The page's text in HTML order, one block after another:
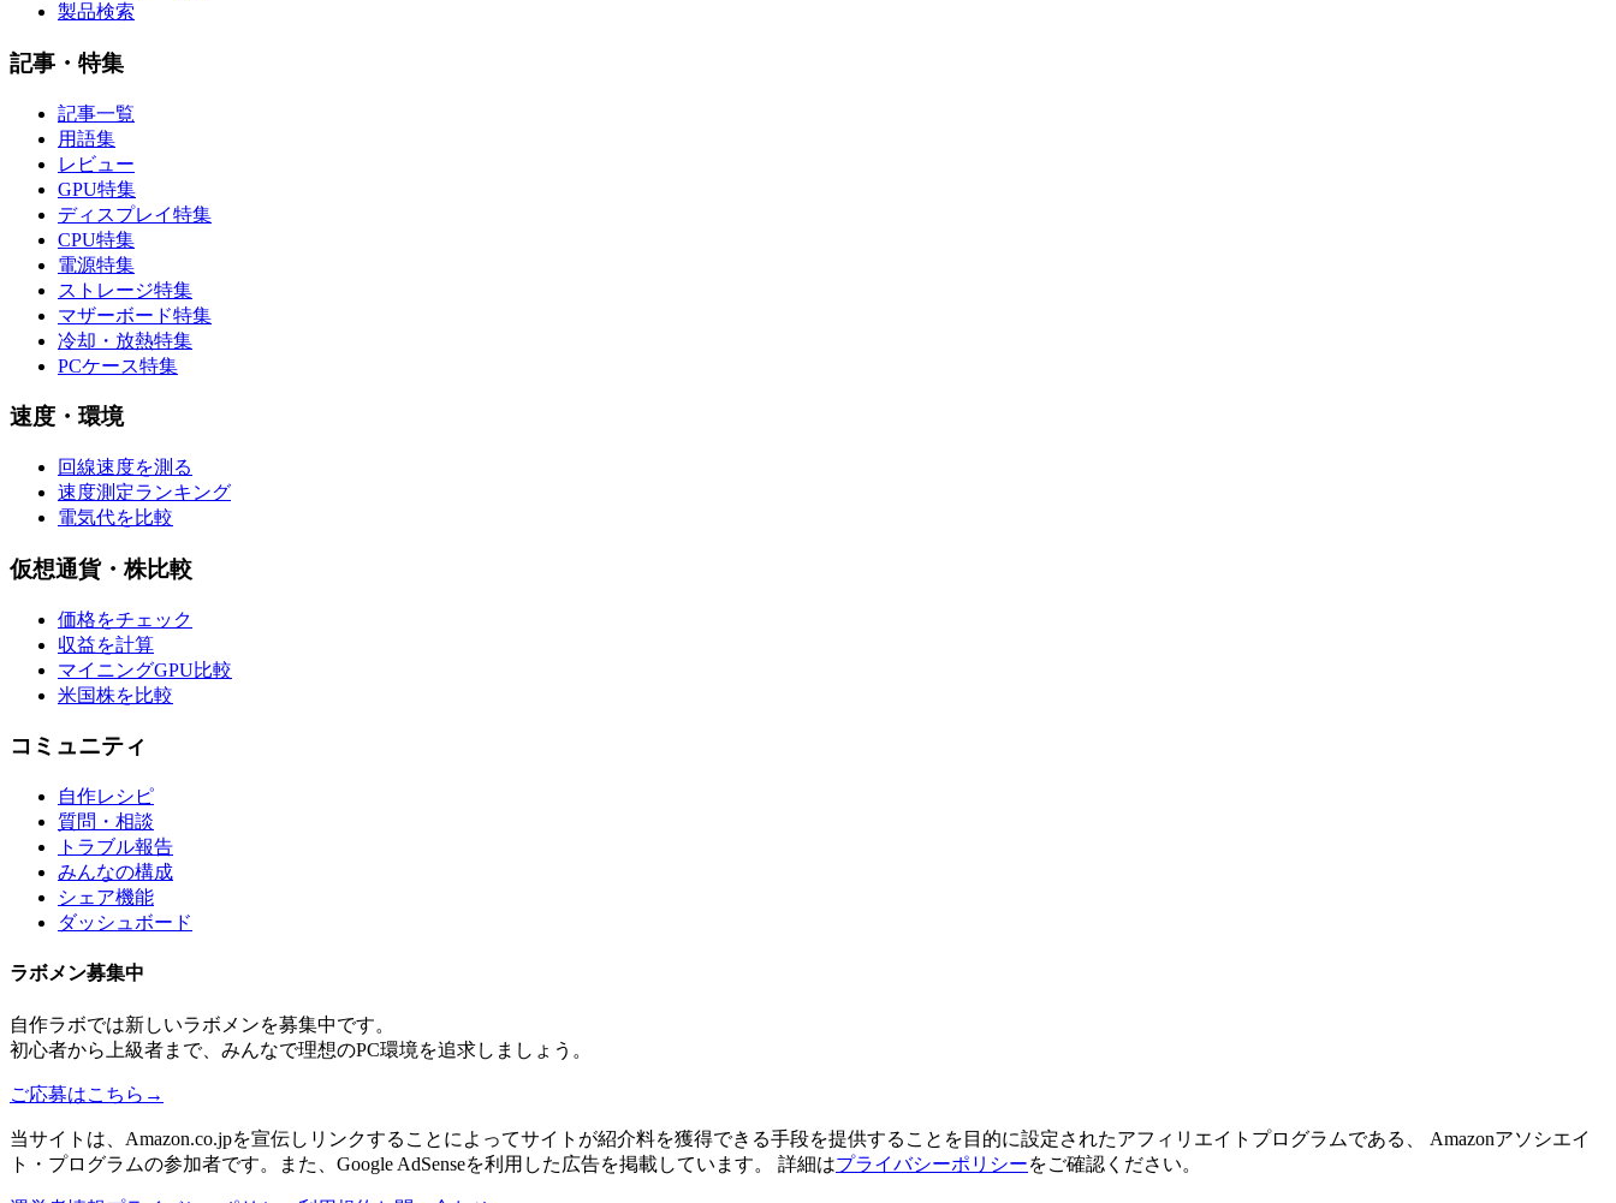
製品検索
記事・特集
記事一覧
用語集
レビュー
GPU特集
ディスプレイ特集
CPU特集
電源特集
ストレージ特集
マザーボード特集
冷却・放熱特集
PCケース特集
速度・環境
回線速度を測る
速度測定ランキング
電気代を比較
仮想通貨・株比較
価格をチェック
収益を計算
マイニングGPU比較
米国株を比較
コミュニティ
自作レシピ
質問・相談
トラブル報告
みんなの構成
シェア機能
ダッシュボード
ラボメン募集中
自作ラボでは新しいラボメンを募集中です。
初心者から上級者まで、みんなで理想のPC環境を追求しましょう。
ご応募はこちら →
当サイトは、Amazon.co.jpを宣伝しリンクすることによってサイトが紹介料を獲得できる手段を提供することを目的に設定されたアフィリエイトプログラムである、 Amazonアソシエイ
ト・プログラムの参加者です。また、Google AdSenseを利用した広告を掲載しています。 詳細はプライバシーポリシーをご確認ください。